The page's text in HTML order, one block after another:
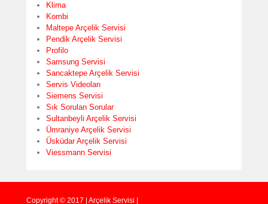
Klima
Kombi
Maltepe Arçelik Servisi
Pendik Arçelik Servisi
Profilo
Samsung Servisi
Sancaktepe Arçelik Servisi
Servis Videoları
Siemens Servisi
Sık Sorulan Sorular
Sultanbeyli Arçelik Servisi
Ümraniye Arçelik Servisi
Üsküdar Arçelik Servisi
Viessmann Servisi
Copyright © 2017 | Arçelik Servisi |